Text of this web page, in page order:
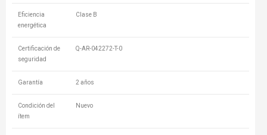
Eficiencia
energética
Clase B
Certificación de
seguridad
Q-AR-042272-T-0
Garantía 2 años
Condición del
ítem
Nuevo